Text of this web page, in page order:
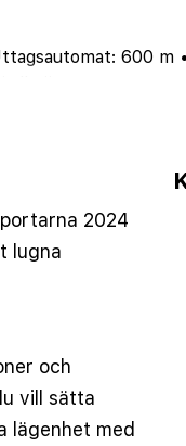
600 m •
2024
lugna
och
vill sätta
lägenhet med